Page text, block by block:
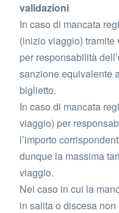
validazioni
In caso di mancata
(inizio viaggio)
per responsabilità
sanzione equivalente
biglietto.
In caso di mancata
viaggio) per
l’importo
dunque la massima
viaggio.
Nel caso in cui la
in salita o discesa